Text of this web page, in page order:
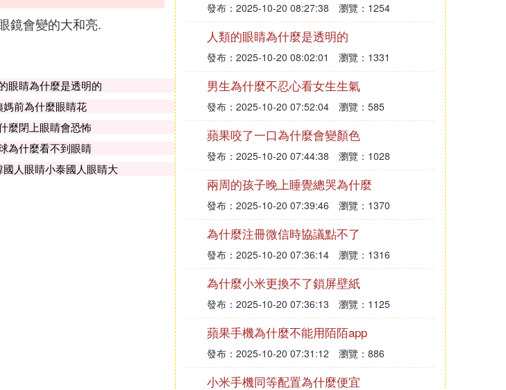
鏡會變的大和亮.
眼睛為什麼是透明的
媽前為什麼眼睛花
麼閉上眼睛會恐怖
為什麼看不到眼睛
國人眼睛小泰國人眼睛大
發布：2025-10-20 08:27:38 瀏覽：1254
人類的眼睛為什麼是透明的
發布：2025-10-20 08:02:01 瀏覽：1331
男生為什麼不忍心看女生生氣
發布：2025-10-20 07:52:04 瀏覽：585
蘋果咬了一口為什麼會變顏色
發布：2025-10-20 07:44:38 瀏覽：1028
兩周的孩子晚上睡覺總哭為什麼
發布：2025-10-20 07:39:46 瀏覽：1370
為什麼注冊微信時協議點不了
發布：2025-10-20 07:36:14 瀏覽：1316
為什麼小米更換不了鎖屏壁紙
發布：2025-10-20 07:36:13 瀏覽：1125
蘋果手機為什麼不能用陌陌app
發布：2025-10-20 07:31:12 瀏覽：886
小米手機同等配置為什麼便宜